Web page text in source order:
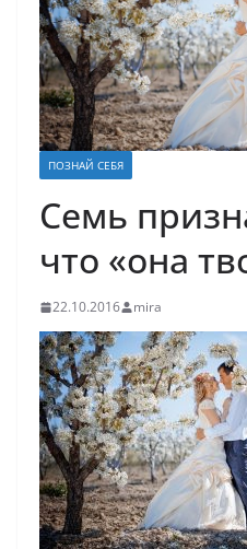
ПОЗНАЙ СЕБЯ
Семь
что «она
22.10.2016 mira